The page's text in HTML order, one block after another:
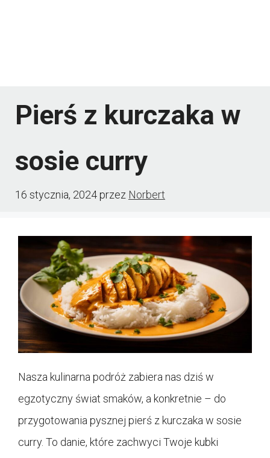
Pierś z kurczaka w
sosie curry
16 stycznia, 2024przez Norbert
Nasza kulinarna podróż zabiera nas dziś w
egzotyczny świat smaków, a konkretnie – do
przygotowania pysznej pierś z kurczaka w sosie
curry. To danie, które zachwyci Twoje kubki